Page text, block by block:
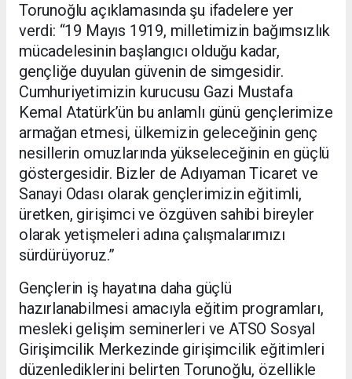
Torunoğlu açıklamasında şu ifadelere yer
verdi: “19 Mayıs 1919, milletimizin bağımsızlık
mücadelesinin başlangıcı olduğu kadar,
gençliğe duyulan güvenin de simgesidir.
Cumhuriyetimizin kurucusu Gazi Mustafa
Kemal Atatürk’ün bu anlamlı günü gençlerimize
armağan etmesi, ülkemizin geleceğinin genç
nesillerin omuzlarında yükseleceğinin en güçlü
göstergesidir. Bizler de Adıyaman Ticaret ve
Sanayi Odası olarak gençlerimizin eğitimli,
üretken, girişimci ve özgüven sahibi bireyler
olarak yetişmeleri adına çalışmalarımızı
sürdürüyoruz.”
Gençlerin iş hayatına daha güçlü
hazırlanabilmesi amacıyla eğitim programları,
mesleki gelişim seminerleri ve ATSO Sosyal
Girişimcilik Merkezinde girişimcilik eğitimleri
düzenlediklerini belirten Torunoğlu, özellikle